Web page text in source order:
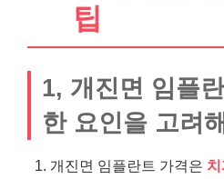
팁
1, 개진면 임플
한 요인을 고려
개진면 임플란트 가격은